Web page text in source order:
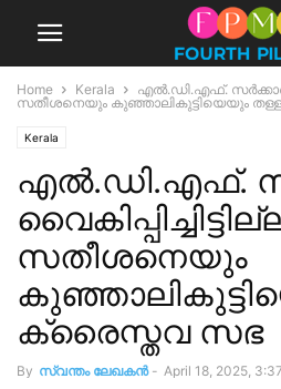
Home Kerala
എൽ.ഡി.എഫ്. സർക്കാർ
സതീശനെയും കുഞ്ഞാലികുട്ടിയെയും
Kerala
എൽ.ഡി.എഫ്.
സതീശനെയും
ക്രൈസ്തവ സഭ
By സ്വന്തം ലേഖകന്‍ - April 18, 2025,